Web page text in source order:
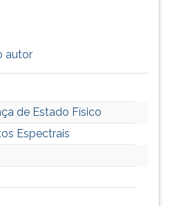
autor
de Estado Físico
Espectrais